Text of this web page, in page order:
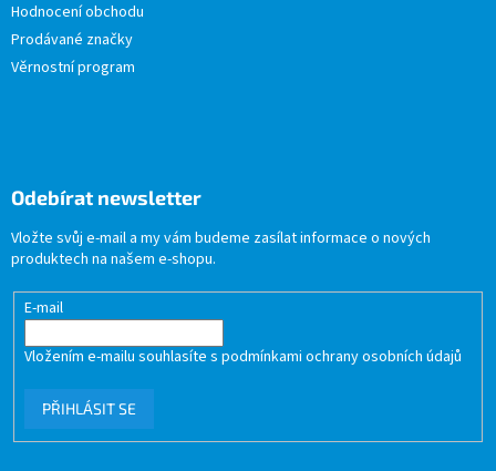
Hodnocení obchodu
Prodávané značky
Věrnostní program
Odebírat newsletter
Vložte svůj e-mail a my vám budeme zasílat informace o nových
produktech na našem e-shopu.
E-mail
Vložením e-mailu souhlasíte s podmínkami ochrany osobních údajů
PŘIHLÁSIT SE